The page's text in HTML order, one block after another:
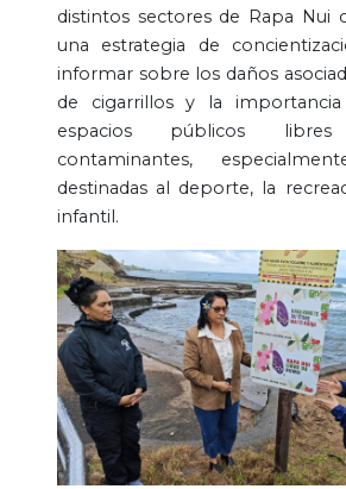
distintos sectores de Rapa Nui
una estrategia de
informar sobre los daños
de cigarrillos y la
espacios públicos
contaminantes,
destinadas al deporte, la
infantil.